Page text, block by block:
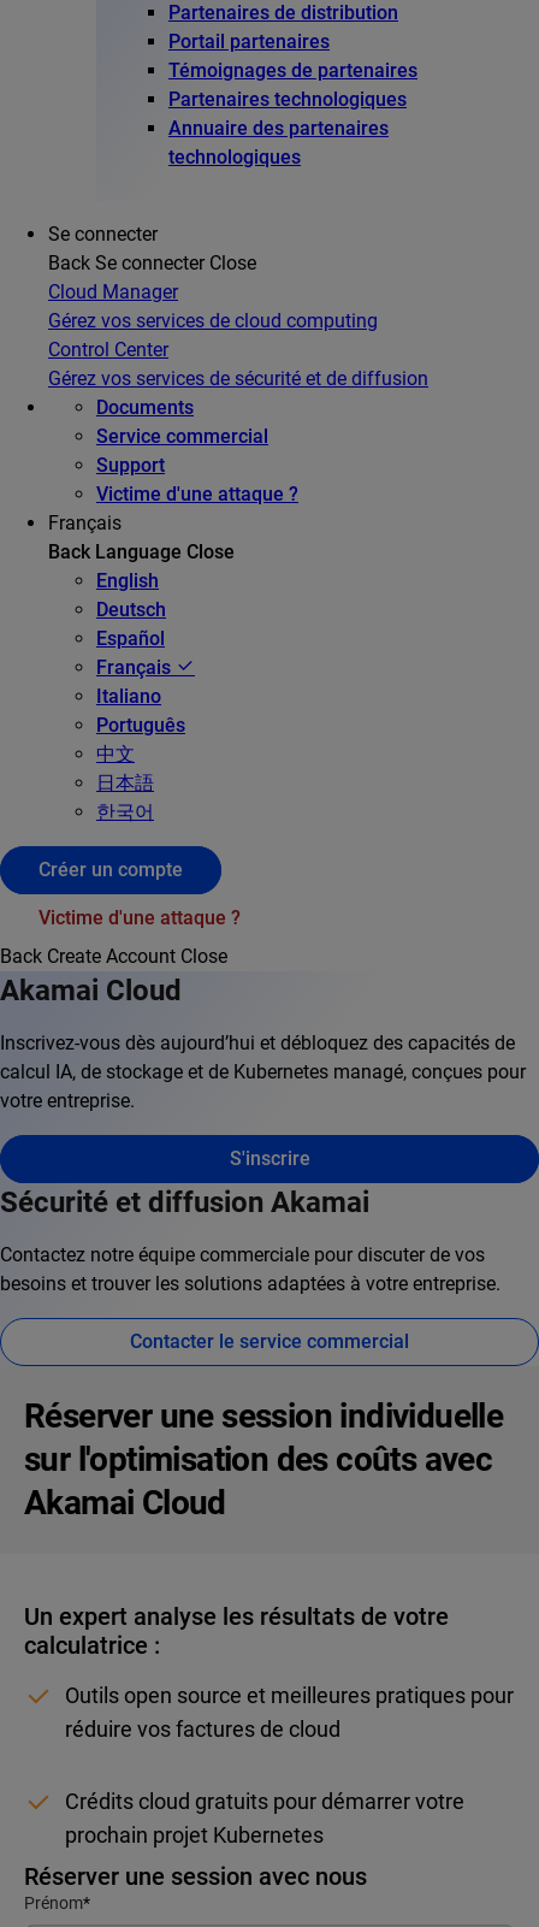
Partenaires de distribution
Portail partenaires
Témoignages de partenaires
Partenaires technologiques
Annuaire des partenaires
technologiques
Se connecter
Back Se connecter Close
Cloud Manager
Gérez vos services de cloud computing
Control Center
Gérez vos services de sécurité et de diffusion
Documents
Service commercial
Support
Victime d'une attaque ?
Français
Back Language Close
English
Deutsch
Español
Français
Italiano
Português
中文
日本語
한국어
Créer un compte
Victime d'une attaque ?
Back Create Account Close
Akamai Cloud
Inscrivez-vous dès aujourd’hui et débloquez des capacités de
calcul IA, de stockage et de Kubernetes managé, conçues pour
votre entreprise.
S'inscrire
Sécurité et diffusion Akamai
Contactez notre équipe commerciale pour discuter de vos
besoins et trouver les solutions adaptées à votre entreprise.
Contacter le service commercial
Réserver une session individuelle
sur l'optimisation des coûts avec
Akamai Cloud
Un expert analyse les résultats de votre
calculatrice :
Outils open source et meilleures pratiques pour
réduire vos factures de cloud
Crédits cloud gratuits pour démarrer votre
prochain projet Kubernetes
Réserver une session avec nous
*
Prénom